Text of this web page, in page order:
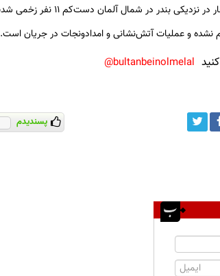
بندر در شمال آلمان دست‌کم ۱۱ نفر زخمی شدند.
نشده و عملیات آتش‌نشانی و امدادونجات در جریان است.
bultanbeinolmelal@
پسندیدم